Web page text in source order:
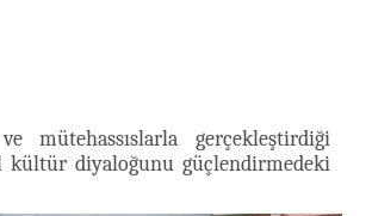
gerçekleştirdiği
kültür diyaloğunu güçlendirmedeki